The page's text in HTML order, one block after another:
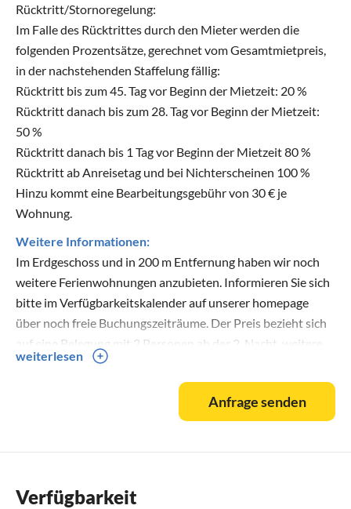
Rücktritt/Stornoregelung:
Im Falle des Rücktrittes durch den Mieter werden die
folgenden Prozentsätze, gerechnet vom Gesamtmietpreis,
in der nachstehenden Staffelung fällig:
Rücktritt bis zum 45. Tag vor Beginn der Mietzeit: 20 %
Rücktritt danach bis zum 28. Tag vor Beginn der Mietzeit:
50 %
Rücktritt danach bis 1 Tag vor Beginn der Mietzeit 80 %
Rücktritt ab Anreisetag und bei Nichterscheinen 100 %
Hinzu kommt eine Bearbeitungsgebühr von 30 € je
Wohnung.
Weitere Informationen:
Im Erdgeschoss und in 200 m Entfernung haben wir noch
weitere Ferienwohnungen anzubieten. Informieren Sie sich
bitte im Verfügbarkeitskalender auf unserer homepage
über noch freie Buchungszeiträume. Der Preis bezieht sich
auf eine Belegung mit 2 Personen ab der 2. Nacht, weitere
Personen und das zusätzliche Schlafzimmer gegen Aufpreis.
Die erste Nacht kostet 50 € mehr.
Wollen Sie nicht kochen und etwas Geld sparen, erkundigen
sich nah unserer kleinen Studiowohnung.
weiterlesen
Anfrage senden
Verfügbarkeit